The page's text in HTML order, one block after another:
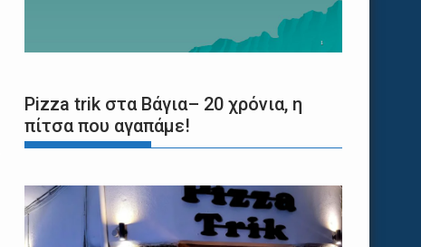
Pizza trik στα Βάγια– 20 χρόνια, η
πίτσα που αγαπάμε!